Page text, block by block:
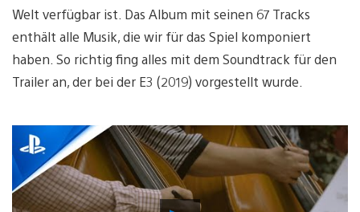
Welt verfügbar ist. Das Album mit seinen 67 Tracks
enthält alle Musik, die wir für das Spiel komponiert
haben. So richtig fing alles mit dem Soundtrack für den
Trailer an, der bei der E3 (2019) vorgestellt wurde.